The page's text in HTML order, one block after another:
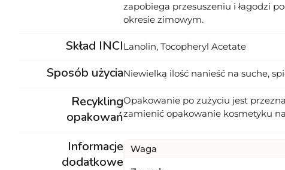
zapobiega przesuszeniu i łagodzi
okresie zimowym.
Skład INCILanolin, Tocopheryl Acetate
Sposób użyciaNiewielką ilość nanieść na suche,
Recykling
opakowań
Opakowanie po zużyciu jest
zamienić opakowanie kosmetyku
Informacje
dodatkowe
Waga